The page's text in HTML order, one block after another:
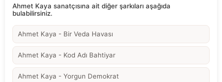
Ahmet Kaya sanatçısına ait diğer şarkıları aşağıda
bulabilirsiniz.
Ahmet Kaya - Bir Veda Havası
Ahmet Kaya - Kod Adı Bahtiyar
Ahmet Kaya - Yorgun Demokrat